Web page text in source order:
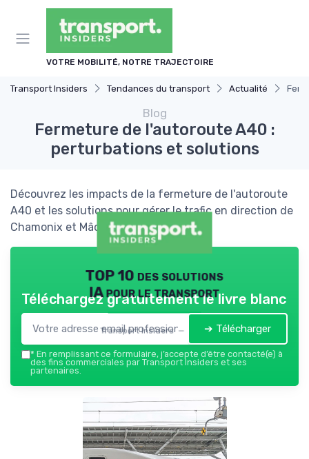
VOTRE MOBILITÉ, NOTRE TRAJECTOIRE
Transport Insiders Tendances du transport Actualité
Blog
Fermeture de l'autoroute A40 :
perturbations et solutions
Découvrez les impacts de la fermeture de l'autoroute
A40 et les solutions pour gérer le trafic en direction de
Chamonix et Mâcon.
TOP 10 des solutions
IA pour le transport
Transport Insiders — 2026
Téléchargez gratuitement le livre blanc
➔ Télécharger
* En remplissant ce formulaire, j’accepte d’être contacté(e) à
des fins commerciales par Transport Insiders et ses
partenaires.
Panneau de gestion des cookies